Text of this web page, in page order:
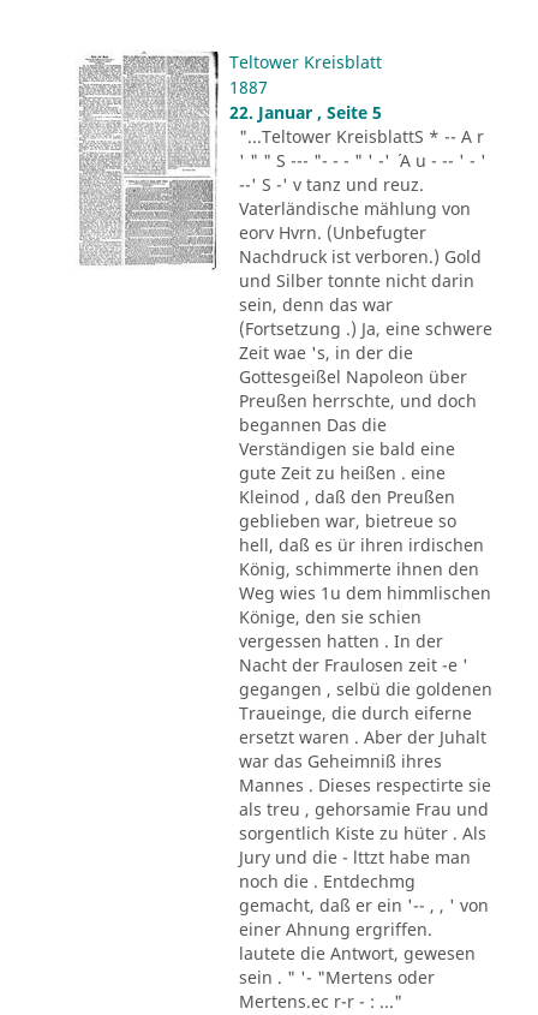
Teltower Kreisblatt
1887
22. Januar , Seite 5
"...Teltower KreisblattS * -- A r
' " " S --- "- - - " ' -' ´ A u - -- ' - '
--' S -' v tanz und reuz.
Vaterländische mählung von
eorv Hvrn. (Unbefugter
Nachdruck ist verboren.) Gold
und Silber tonnte nicht darin
sein, denn das war
(Fortsetzung .) Ja, eine schwere
Zeit wae 's, in der die
Gottesgeißel Napoleon über
Preußen herrschte, und doch
begannen Das die
Verständigen sie bald eine
gute Zeit zu heißen . eine
Kleinod , daß den Preußen
geblieben war, bietreue so
hell, daß es ür ihren irdischen
König, schimmerte ihnen den
Weg wies 1u dem himmlischen
Könige, den sie schien
vergessen hatten . In der
Nacht der Fraulosen zeit -e '
gegangen , selbü die goldenen
Traueinge, die durch eiferne
ersetzt waren . Aber der Juhalt
war das Geheimniß ihres
Mannes . Dieses respectirte sie
als treu , gehorsamie Frau und
sorgentlich Kiste zu hüter . Als
Jury und die - lttzt habe man
noch die . Entdechmg
gemacht, daß er ein '-- , , ' von
einer Ahnung ergriffen.
lautete die Antwort, gewesen
sein . " '- "Mertens oder
Mertens.ec r-r - : ..."